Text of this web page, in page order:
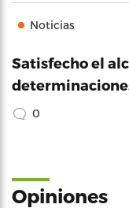
Noticias
Satisfecho el
0
Opiniones